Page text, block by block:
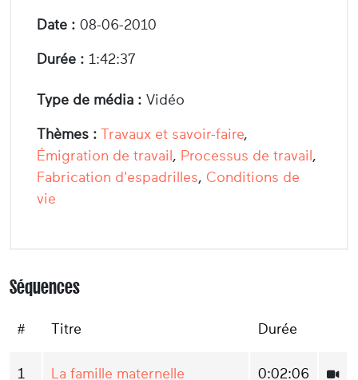
Date : 08-06-2010
Durée : 1:42:37
Type de média : Vidéo
Thèmes : Travaux et savoir-faire,
Émigration de travail , Processus de travail ,
Fabrication d'espadrilles, Conditions de
vie
Séquences
# Titre Durée
1
La famille maternelle
0:02:06